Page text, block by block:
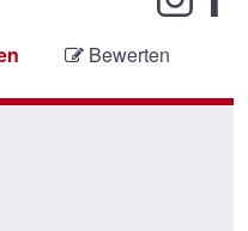
Bewerten